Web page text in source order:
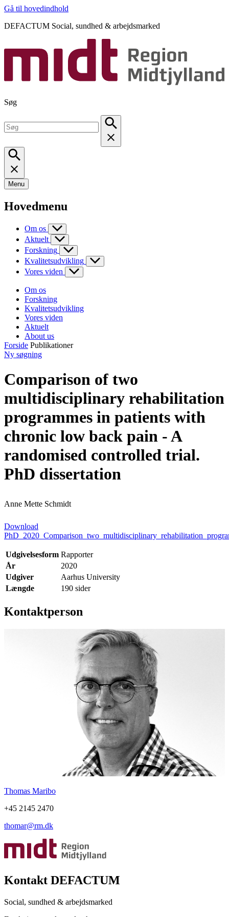
Gå til hovedindhold
DEFACTUM Social, sundhed & arbejdsmarked
Søg
Menu
Hovedmenu
Om os
Aktuelt
Forskning
Kvalitetsudvikling
Vores viden
Om os
Forskning
Kvalitetsudvikling
Vores viden
Aktuelt
About us
Forside Publikationer
Ny søgning
Comparison of two
multidisciplinary rehabilitation
programmes in patients with
chronic low back pain - A
randomised controlled trial.
PhD dissertation
Anne Mette Schmidt
Download
Udgivelsesform Rapporter
År
2020
Udgiver
Aarhus University
Længde
190 sider
Kontaktperson
Thomas Maribo
+45 2145 2470
thomar@rm.dk
Kontakt DEFACTUM
Social, sundhed & arbejdsmarked